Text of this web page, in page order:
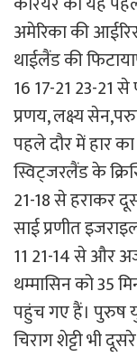
अमेरिका की
थाईलैंड की
16 17-21 23-21
प्रणय, लक्ष्य
पहले दौर में हार
स्विट्जरलैंड के
21-18 से हराकर
साई प्रणीत
11 21-14 से और
थम्मासिन को 35
पहुंच गए हैं। पुरुष
चिराग शेट्टी भी